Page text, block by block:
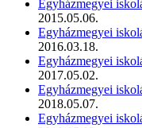
Egyházmegyei
2015.05.06.
Egyházmegyei
2016.03.18.
Egyházmegyei
2017.05.02.
Egyházmegyei
2018.05.07.
Egyházmegyei